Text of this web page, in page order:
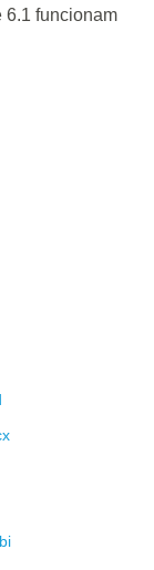
6.1 funcionam